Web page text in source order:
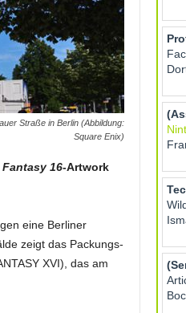
Straße in Berlin (Abbildung:
Square Enix)
16-Artwork
eine Berliner
zeigt das Packungs-
XVI), das am